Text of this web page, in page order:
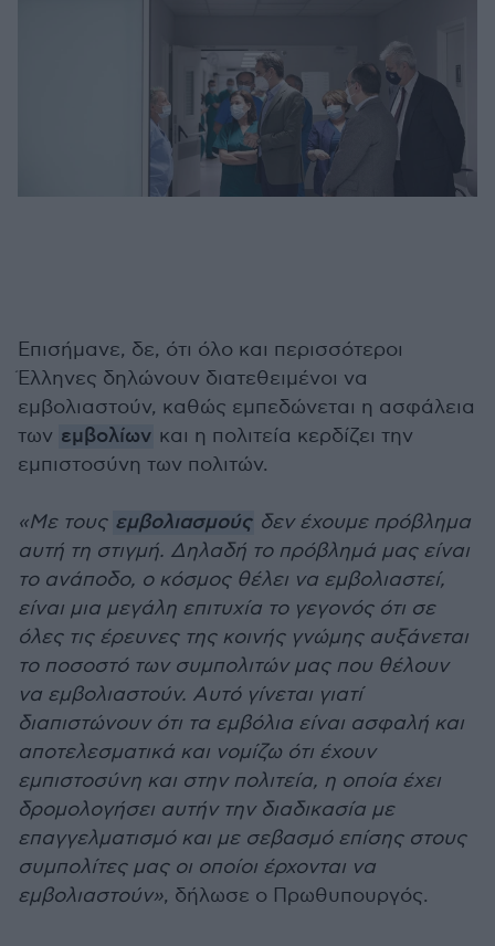
Επισήμανε, δε, ότι όλο και περισσότεροι
Έλληνες δηλώνουν διατεθειμένοι να
εμβολιαστούν, καθώς εμπεδώνεται η ασφάλεια
των εμβολίων και η πολιτεία κερδίζει την
εμπιστοσύνη των πολιτών.
«Με τους εμβολιασμούς δεν έχουμε πρόβλημα
αυτή τη στιγμή. Δηλαδή το πρόβλημά μας είναι
το ανάποδο, ο κόσμος θέλει να εμβολιαστεί,
είναι μια μεγάλη επιτυχία το γεγονός ότι σε
όλες τις έρευνες της κοινής γνώμης αυξάνεται
το ποσοστό των συμπολιτών μας που θέλουν
να εμβολιαστούν. Αυτό γίνεται γιατί
διαπιστώνουν ότι τα εμβόλια είναι ασφαλή και
αποτελεσματικά και νομίζω ότι έχουν
εμπιστοσύνη και στην πολιτεία, η οποία έχει
δρομολογήσει αυτήν την διαδικασία με
επαγγελματισμό και με σεβασμό επίσης στους
συμπολίτες μας οι οποίοι έρχονται να
εμβολιαστούν», δήλωσε ο Πρωθυπουργός.